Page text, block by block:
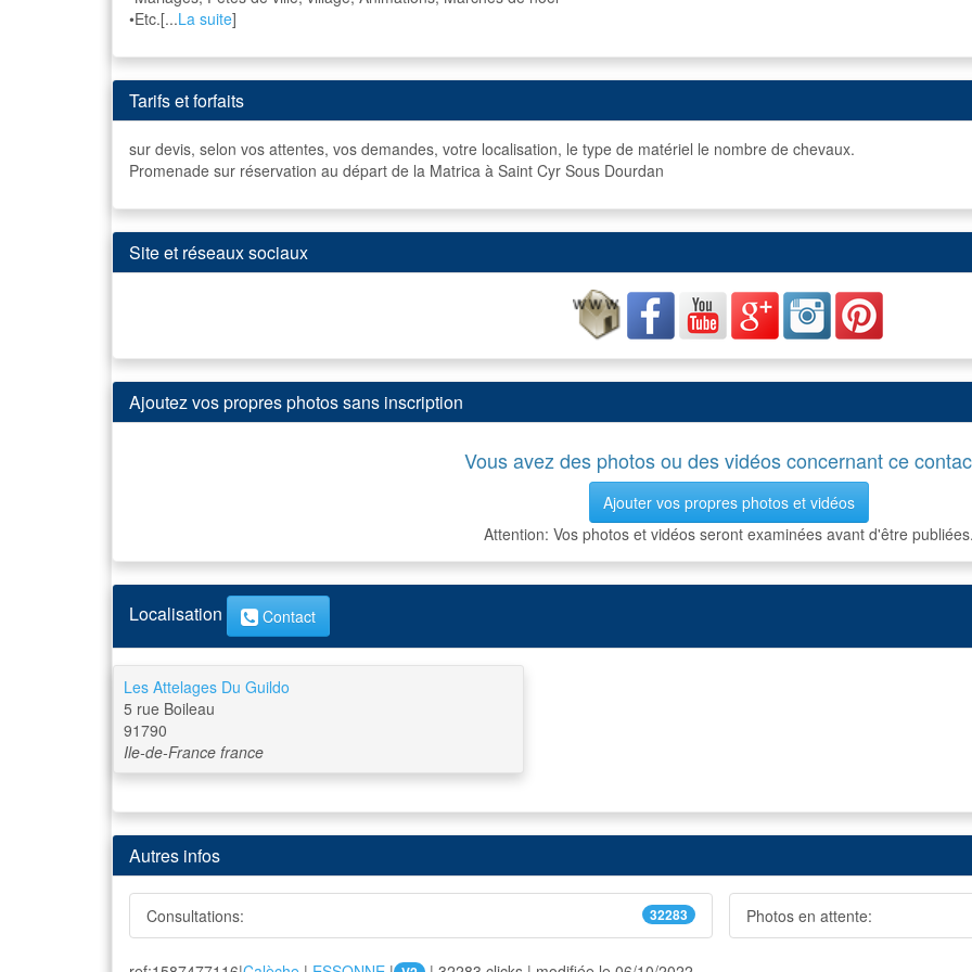
•Etc.[...La suite]
Tarifs et forfaits
sur devis, selon vos attentes, vos demandes, votre localisation, le type de matériel le nombre de chevaux.
Promenade sur réservation au départ de la Matrica à Saint Cyr Sous Dourdan
Site et réseaux sociaux
Ajoutez vos propres photos sans inscription
Vous avez des photos ou des vidéos concernant ce
Ajouter vos propres photos et vidéos
Attention: Vos photos et vidéos seront examinées avant d'être
Localisation Contact
Les Attelages Du Guildo
5 rue Boileau
91790
Ile-de-France france
Autres infos
Consultations: 32283 Photos en attente: